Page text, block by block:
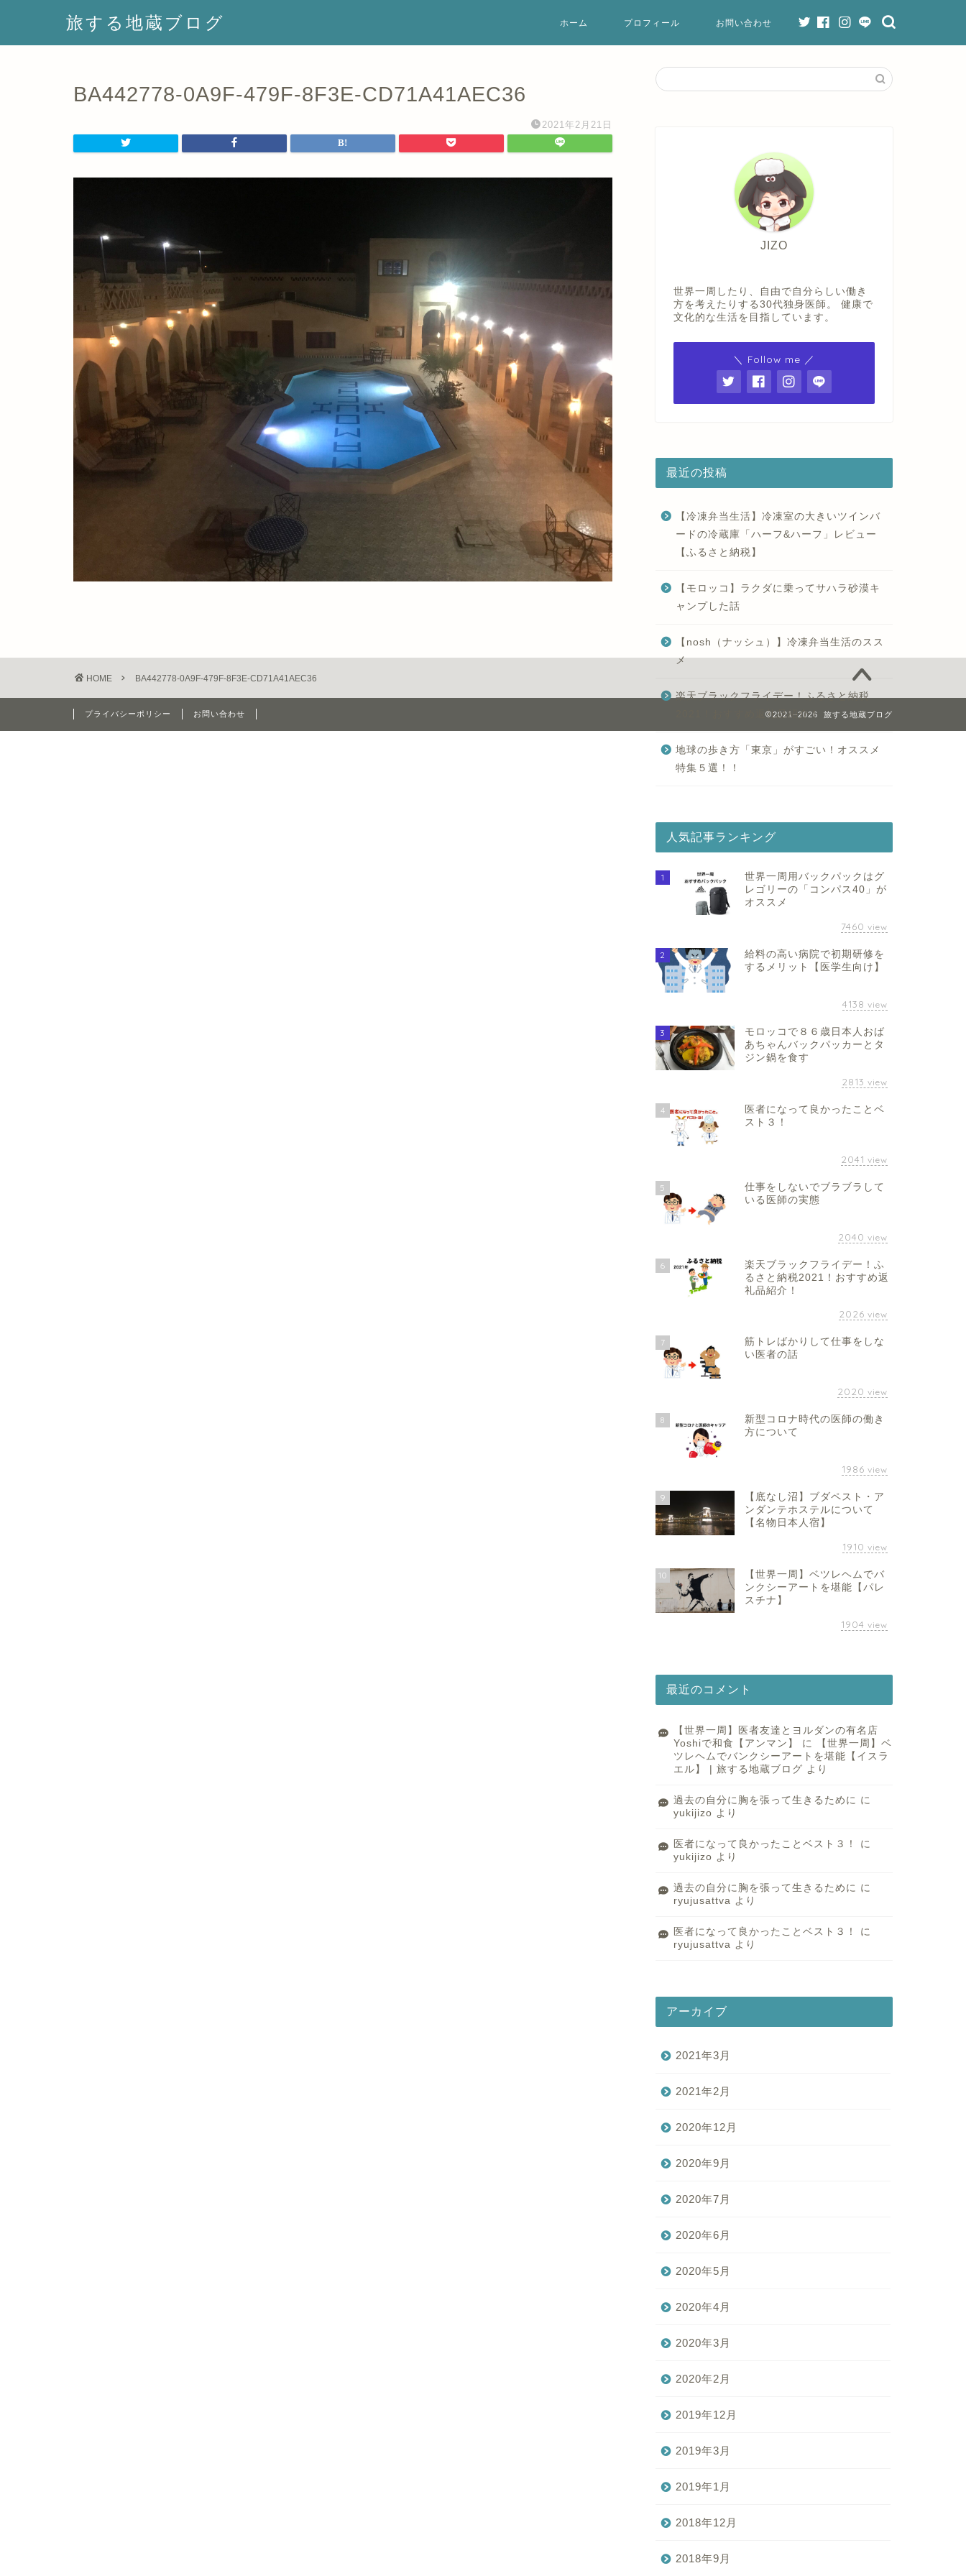
旅する地蔵ブログ ホーム プロフィール お問い合わせ
BA442778-0A9F-479F-8F3E-CD71A41AEC36
2021年2月21日
JIZO
世界一周したり、自由で自分らしい働き
方を考えたりする30代独身医師。 健康で
文化的な生活を目指しています。
＼ Follow me ／
最近の投稿
【冷凍弁当生活】冷凍室の大きいツインバ
ードの冷蔵庫「ハーフ&ハーフ」レビュー
【ふるさと納税】
【モロッコ】ラクダに乗ってサハラ砂漠キ
ャンプした話
【nosh（ナッシュ）】冷凍弁当生活のスス
メ
楽天ブラックフライデー！ふるさと納税
2021！おすすめ返礼品紹介！
地球の歩き方「東京」がすごい！オススメ
特集５選！！
人気記事ランキング
1
世界一周用バックパックはグ
レゴリーの「コンパス40」が
オススメ
7460 view
2
給料の高い病院で初期研修を
するメリット【医学生向け】
4138 view
3
モロッコで８６歳日本人おば
あちゃんバックパッカーとタ
ジン鍋を食す
2813 view
4
医者になって良かったことベ
スト３！
2041 view
5
仕事をしないでブラブラして
いる医師の実態
2040 view
6
楽天ブラックフライデー！ふ
るさと納税2021！おすすめ返
礼品紹介！
2026 view
7
筋トレばかりして仕事をしな
い医者の話
2020 view
8
新型コロナ時代の医師の働き
方について
1986 view
9
【底なし沼】ブダペスト・ア
ンダンテホステルについて
【名物日本人宿】
1910 view
10
【世界一周】ベツレヘムでバ
ンクシーアートを堪能【パレ
スチナ】
1904 view
最近のコメント
【世界一周】医者友達とヨルダンの有名店
Yoshiで和食【アンマン】
に
【世界一周】ベ
ツレヘムでバンクシーアートを堪能【イスラ
エル】 | 旅する地蔵ブログ より
過去の自分に胸を張って生きるために に
yukijizo より
医者になって良かったことベスト３！
に
yukijizo より
過去の自分に胸を張って生きるために に
ryujusattva より
医者になって良かったことベスト３！
に
ryujusattva より
アーカイブ
2021年3月
2021年2月
2020年12月
2020年9月
2020年7月
2020年6月
2020年5月
2020年4月
2020年3月
2020年2月
2019年12月
2019年3月
2019年1月
2018年12月
2018年9月
HOME BA442778-0A9F-479F-8F3E-CD71A41AEC36
プライバシーポリシー お問い合わせ 2021–2026 旅する地蔵ブログ